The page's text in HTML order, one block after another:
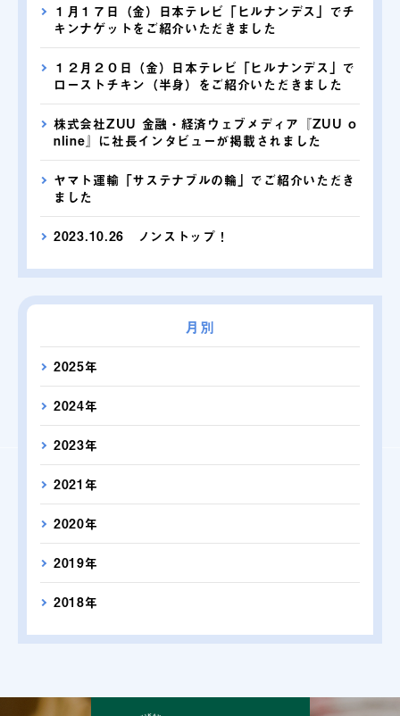
１月１７日（金）日本テレビ「ヒルナンデス」でチ
キンナゲットをご紹介いただきました
１２月２０日（金）日本テレビ「ヒルナンデス」で
ローストチキン（半身）をご紹介いただきました
株式会社ZUU 金融・経済ウェブメディア『ZUU o
nline』に社長インタビューが掲載されました
ヤマト運輸「サステナブルの輪」でご紹介いただき
ました
2023.10.26 ノンストップ！
月別
2025年
2024年
2023年
2021年
2020年
2019年
2018年